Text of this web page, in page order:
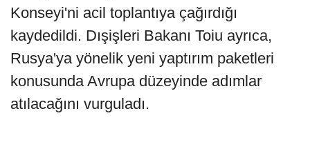
Konseyi'ni acil toplantıya çağırdığı
kaydedildi. Dışişleri Bakanı Toiu ayrıca,
Rusya'ya yönelik yeni yaptırım paketleri
konusunda Avrupa düzeyinde adımlar
atılacağını vurguladı.